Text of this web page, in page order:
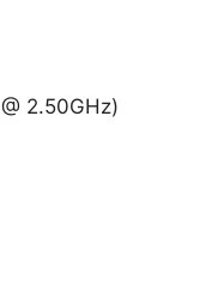
2.50GHz)